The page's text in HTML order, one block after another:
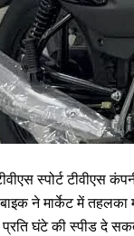
स्पोर्ट टीवीएस
ने मार्केट में तहलका
घंटे की स्पीड दे